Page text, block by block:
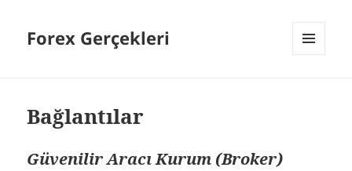
Forex Gerçekleri
Bağlantılar
Güvenilir Aracı Kurum (Broker)